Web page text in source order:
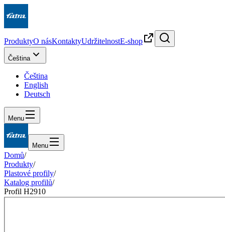
ProduktyO násKontaktyUdržitelnostE-shop
Čeština
Čeština
English
Deutsch
Menu
Menu
Domů/
Produkty/
Plastové profily/
Katalog profilů/
Profil H2910